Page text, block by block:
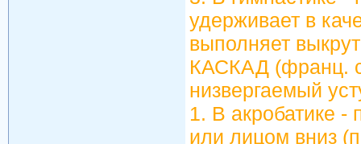
удерживает в
выполняет
КАСКАД (франц.
низвергаемый
1. В акробатике -
или лицом вниз